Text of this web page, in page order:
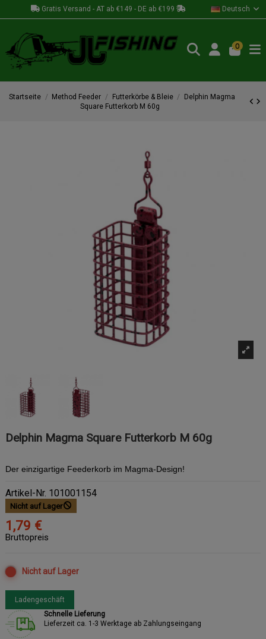
Gratis Versand - AT ab €149 - DE ab €199 Deutsch
0
Startseite Method Feeder Futterkörbe & Bleie
Delphin Magma
Square Futterkorb M 60g
Delphin Magma Square Futterkorb M 60g
Der einzigartige Feederkorb im Magma-Design!
Artikel-Nr. 101001154
Nicht auf Lager
1,79 €
Bruttopreis
Nicht auf Lager
Ladengeschäft
Schnelle Lieferung
Lieferzeit ca. 1-3 Werktage ab Zahlungseingang